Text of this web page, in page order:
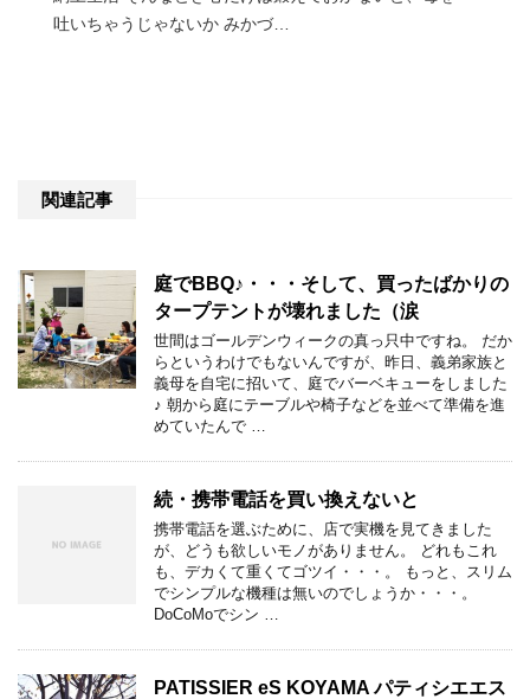
吐いちゃうじゃないか みかづ…
関連記事
庭でBBQ♪・・・そして、買ったばかりの
タープテントが壊れました（涙
世間はゴールデンウィークの真っ只中ですね。 だか
らというわけでもないんですが、昨日、義弟家族と
義母を自宅に招いて、庭でバーベキューをしました
♪ 朝から庭にテーブルや椅子などを並べて準備を進
めていたんで …
続・携帯電話を買い換えないと
携帯電話を選ぶために、店で実機を見てきました
が、どうも欲しいモノがありません。 どれもこれ
も、デカくて重くてゴツイ・・・。 もっと、スリム
でシンプルな機種は無いのでしょうか・・・。
DoCoMoでシン …
PATISSIER eS KOYAMA パティシエエス